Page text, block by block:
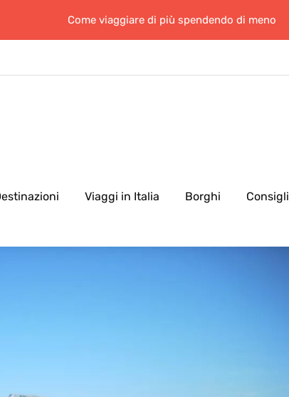
Come viaggiare di più spendendo di meno
Viaggi in Italia Borghi Consigli